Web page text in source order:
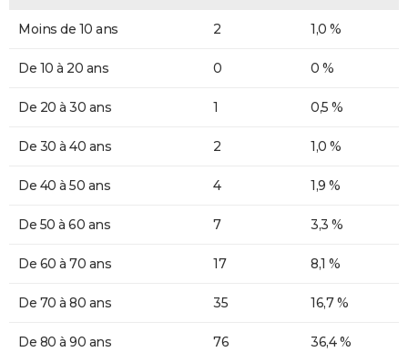
Moins de 10 ans 2 1,0 %
De 10 à 20 ans 0 0 %
De 20 à 30 ans 1 0,5 %
De 30 à 40 ans 2 1,0 %
De 40 à 50 ans 4 1,9 %
De 50 à 60 ans 7 3,3 %
De 60 à 70 ans 17 8,1 %
De 70 à 80 ans 35 16,7 %
De 80 à 90 ans 76 36,4 %